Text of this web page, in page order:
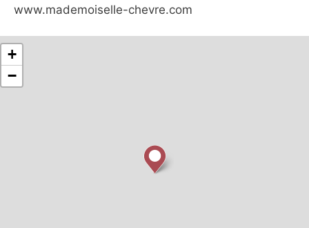
www.mademoiselle-chevre.com
+
−